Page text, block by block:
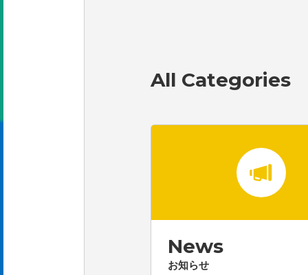
All Categories
News
お知らせ